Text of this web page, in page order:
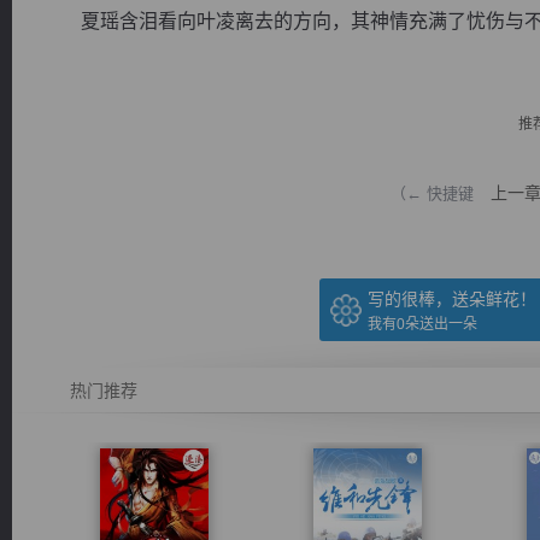
夏瑶含泪看向叶凌离去的方向，其神情充满了忧伤与
推
（← 快捷键 上一章
写的很棒，送朵鲜花！
我有0朵送出一朵
热门推荐